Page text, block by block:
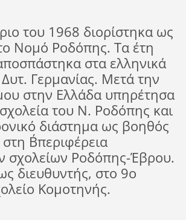
του 1968 διορίστηκα ως
Νομό Ροδόπης. Τα έτη
στα ελληνικά
Γερμανίας. Μετά την
στην Ελλάδα υπηρέτησα
του Ν. Ροδόπης και
διάστημα ως βοηθός
Β΄περιφέρεια
σχολείων Ροδόπης-Έβρου.
διευθυντής, στο 9ο
Κομοτηνής.